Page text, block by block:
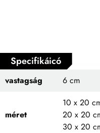
Specifikáicó
vastagság 6 cm
méret
10 x 20
20 x 20
30 x 20